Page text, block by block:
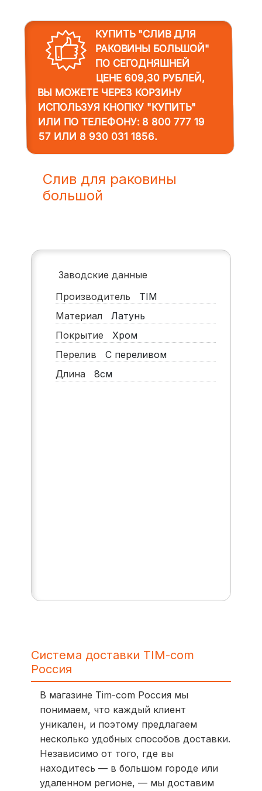
КУПИТЬ "СЛИВ ДЛЯ
РАКОВИНЫ БОЛЬШОЙ"
ПО СЕГОДНЯШНЕЙ
ЦЕНЕ 609,30 РУБЛЕЙ,
ВЫ МОЖЕТЕ ЧЕРЕЗ КОРЗИНУ
ИСПОЛЬЗУЯ КНОПКУ "КУПИТЬ"
ИЛИ ПО ТЕЛЕФОНУ: 8 800 777 19
57ИЛИ 8 930 031 1856.
Слив для раковины
большой
Заводские данные
Производитель
TIM
Материал
Латунь
Покрытие
Хром
Перелив
С переливом
Длина
8см
Система доставки TIM-com
Россия
В магазине Tim-com Россия мы
понимаем, что каждый клиент
уникален, и поэтому предлагаем
несколько удобных способов доставки.
Независимо от того, где вы
находитесь — в большом городе или
удаленном регионе, — мы доставим